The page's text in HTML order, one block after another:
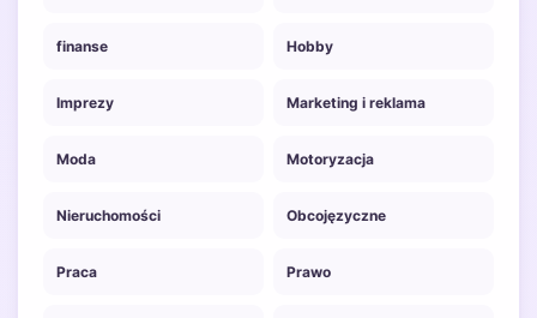
finanse Hobby
Imprezy Marketing i reklama
Moda Motoryzacja
Nieruchomości Obcojęzyczne
Praca Prawo